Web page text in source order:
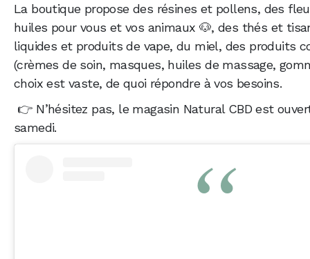
La boutique propose des résines et pollens, des
huiles pour vous et vos animaux 🐶, des thés et
liquides et produits de vape, du miel, des produits
(crèmes de soin, masques, huiles de massage,
choix est vaste, de quoi répondre à vos besoins.
👉 N’hésitez pas, le magasin Natural CBD est
samedi.